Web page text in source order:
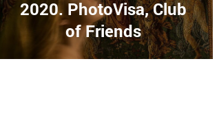
2020. PhotoVisa, Club
of Friends